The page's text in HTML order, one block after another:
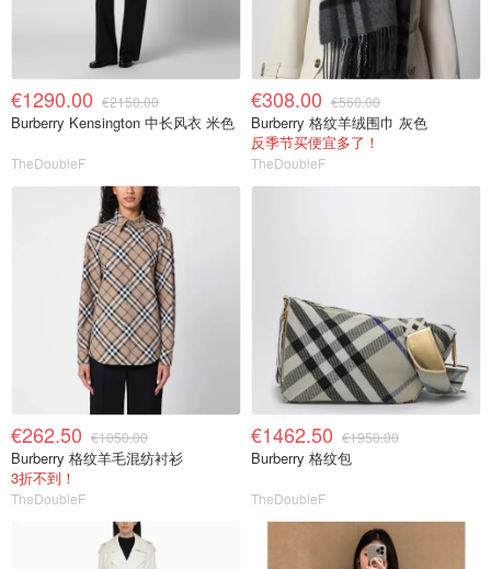
€1290.00 €2150.00
Burberry Kensington 中长风衣 米色
TheDoubleF
€308.00 €560.00
Burberry 格纹羊绒围巾 灰色
反季节买便宜多了！
TheDoubleF
€262.50 €1050.00
Burberry 格纹羊毛混纺衬衫
3折不到！
TheDoubleF
€1462.50 €1950.00
Burberry 格纹包
TheDoubleF